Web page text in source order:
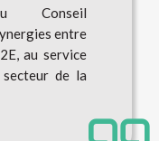
Conseil
entre
au service
de la